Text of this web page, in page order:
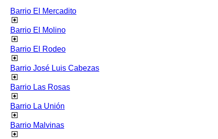
Barrio El Mercadito
Barrio El Molino
Barrio El Rodeo
Barrio José Luis Cabezas
Barrio Las Rosas
Barrio La Unión
Barrio Malvinas